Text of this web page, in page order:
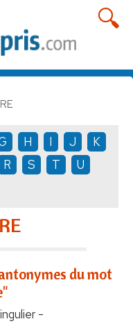
H I J
K
R S T
U
du mot
-